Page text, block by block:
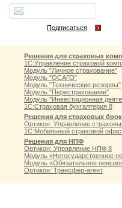
Подписаться
Решения для страховых
1С:Управление страховой
Модуль "Личное страхование"
Модуль "ОСАГО"
Модуль "Технические резервы"
Модуль "Перестрахование"
Модуль "Инвестиционная
1С:Страховая бухгалтерия 8
Решения для страховых
Ортикон: Управление
1С:Мобильный страховой
Решения для НПФ
Ортикон: Управление НПФ 8
Модуль «Негосударственное
Модуль «Обязательное
Ортикон: Трансфер-агент